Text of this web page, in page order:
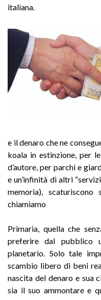
italiana.
e il denaro che ne
koala in estinzione, per
d’autore, per parchi e
e un’infinità di altri
memoria), scaturiscono
chiamiamo
Primaria, quella che
preferire dal pubblico
planetario. Solo tale
scambio libero di beni
nascita del denaro e sua
sia il suo ammontare e